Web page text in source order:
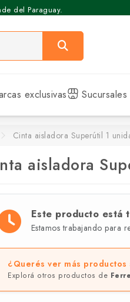
del Paraguay.
en 30 min.
exclusivas Sucursales
Cinta aisladora Superútil 1
aisladora
Este producto está
Estamos trabajando para
¿Querés ver más productos
Explorá otros productos de